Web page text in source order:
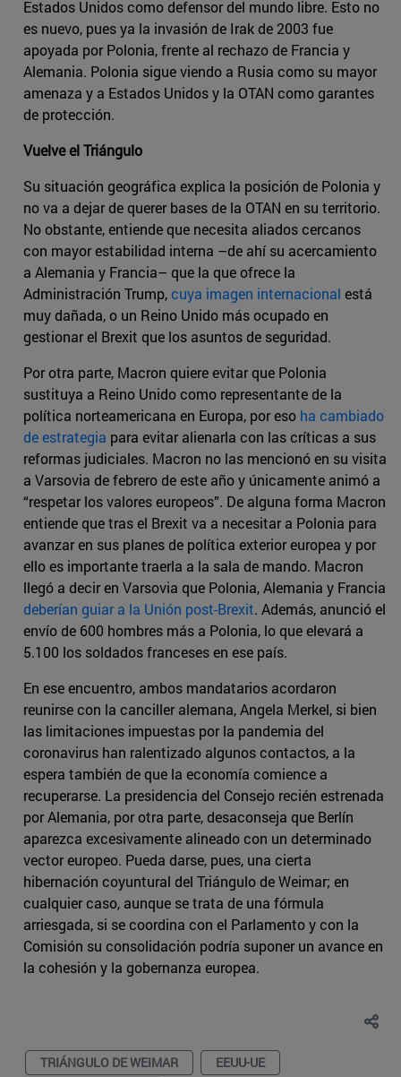
Estados Unidos como defensor del mundo libre. Esto no
es nuevo, pues ya la invasión de Irak de 2003 fue
apoyada por Polonia, frente al rechazo de Francia y
Alemania. Polonia sigue viendo a Rusia como su mayor
amenaza y a Estados Unidos y la OTAN como garantes
de protección.
Vuelve el Triángulo
Su situación geográfica explica la posición de Polonia y
no va a dejar de querer bases de la OTAN en su territorio.
No obstante, entiende que necesita aliados cercanos
con mayor estabilidad interna –de ahí su acercamiento
a Alemania y Francia– que la que ofrece la
Administración Trump,cuya imagen internacional está
muy dañada, o un Reino Unido más ocupado en
gestionar el Brexit que los asuntos de seguridad.
Por otra parte, Macron quiere evitar que Polonia
sustituya a Reino Unido como representante de la
política norteamericana en Europa, por eso ha cambiado
de estrategia para evitar alienarla con las críticas a sus
reformas judiciales. Macron no las mencionó en su visita
a Varsovia de febrero de este año y únicamente animó a
“respetar los valores europeos”. De alguna forma Macron
entiende que tras el Brexit va a necesitar a Polonia para
avanzar en sus planes de política exterior europea y por
ello es importante traerla a la sala de mando. Macron
llegó a decir en Varsovia que Polonia, Alemania y Francia
deberían guiar a la Unión post-Brexit. Además, anunció el
envío de 600 hombres más a Polonia, lo que elevará a
5.100 los soldados franceses en ese país.
En ese encuentro, ambos mandatarios acordaron
reunirse con la canciller alemana, Angela Merkel, si bien
las limitaciones impuestas por la pandemia del
coronavirus han ralentizado algunos contactos, a la
espera también de que la economía comience a
recuperarse. La presidencia del Consejo recién estrenada
por Alemania, por otra parte, desaconseja que Berlín
aparezca excesivamente alineado con un determinado
vector europeo. Pueda darse, pues, una cierta
hibernación coyuntural del Triángulo de Weimar; en
cualquier caso, aunque se trata de una fórmula
arriesgada, si se coordina con el Parlamento y con la
Comisión su consolidación podría suponer un avance en
la cohesión y la gobernanza europea.
TRIÁNGULO DE WEIMAR
EEUU-UE